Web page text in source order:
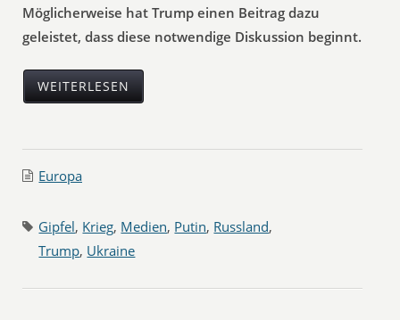
Möglicherweise hat Trump einen Beitrag dazu
geleistet, dass diese notwendige Diskussion beginnt.
WEITERLESEN
Europa
Gipfel, Krieg, Medien, Putin, Russland,
Trump, Ukraine